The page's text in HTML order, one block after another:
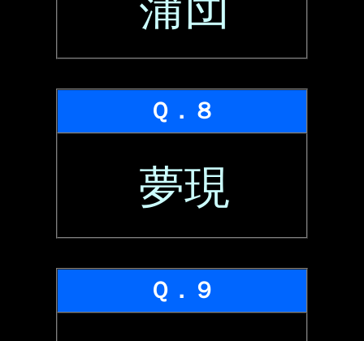
Ｑ．８
夢現
Ｑ．９